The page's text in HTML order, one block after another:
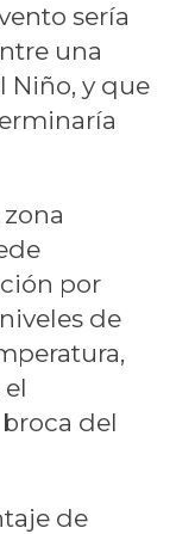
sería
una
Niño, y que
por
de
del
de